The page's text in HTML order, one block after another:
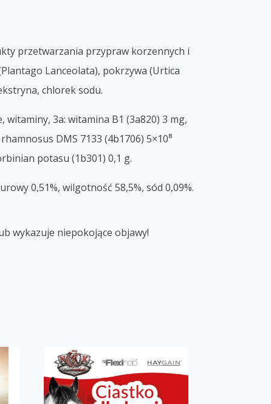
przetwarzania przypraw korzennych i
Lanceolata), pokrzywa (Urtica
chlorek sodu.
3a: witamina B1 (3a820) 3 mg,
DMS 7133 (4b1706) 5×10⁸
potasu (1b301) 0,1 g.
0,51%, wilgotność 58,5%, sód 0,09%.
wykazuje niepokojące objawy!